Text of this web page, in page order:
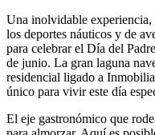
Una inolvidable
los deportes náuticos y de
para celebrar el Día del
de junio. La gran laguna
residencial ligado a
único para vivir este día
El eje gastronómico que